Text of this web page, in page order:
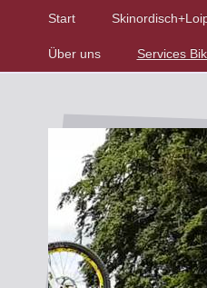
Start
Über uns Services